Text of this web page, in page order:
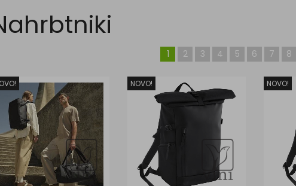
1 2 3 4 5 6 7 8
NOVO! NOVO!